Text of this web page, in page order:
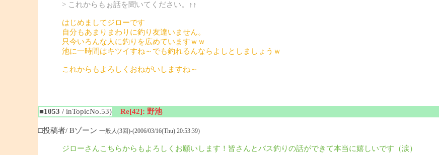
> これからもぉ話を聞いてください。↑↑
はじめましてジローです
自分もあまりまわりに釣り友達いません。
只今いろんな人に釣りを広めていますｗｗ
池に一時間はキツイすね～でも釣れるんならよしとしましょうｗ
これからもよろしくおねがいしますね～
■1053 / inTopicNo.53)
Re[42]: 野池
□投稿者/ Bゾーン 一般人(3回)-(2006/03/16(Thu) 20:53:39)
ジローさんこちらからもよろしくお願いします！皆さんとバス釣りの話ができて本当に嬉しいです（涙）